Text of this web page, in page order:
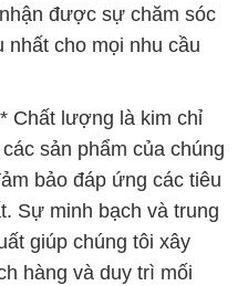
được sự chăm sóc
nhất cho mọi nhu cầu
Chất lượng là kim chỉ
sản phẩm của chúng
bảo đáp ứng các tiêu
Sự minh bạch và trung
giúp chúng tôi xây
hàng và duy trì mối